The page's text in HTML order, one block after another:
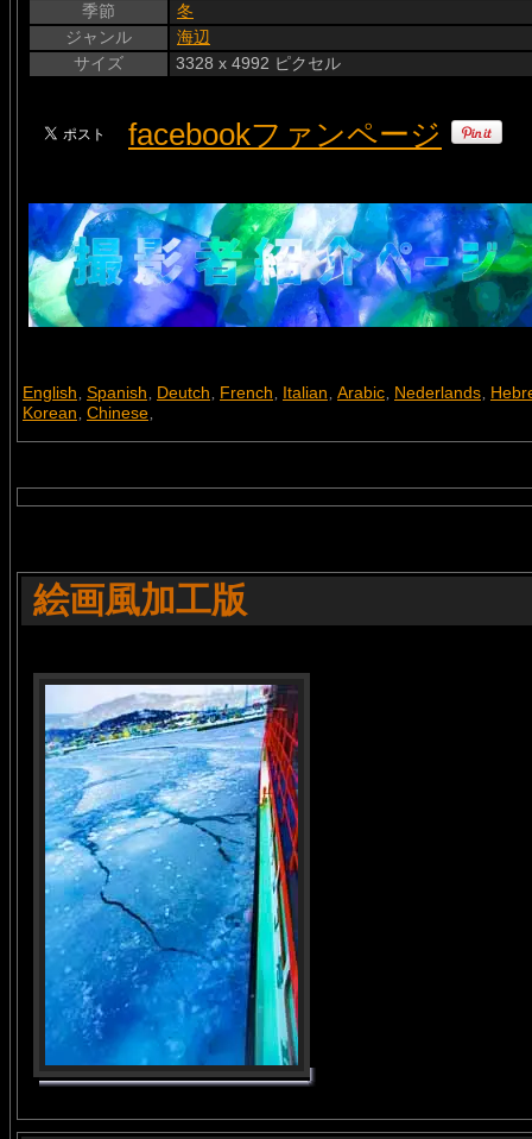
季節
冬
ジャンル
海辺
サイズ
3328 x 4992 ピクセル
facebookファンページ
English, Spanish, Deutch, French, Italian, Arabic, Nederlands,
Korean, Chinese,
絵画風加工版